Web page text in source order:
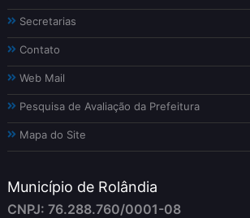
Secretarias
Contato
Web Mail
Pesquisa de Avaliação da Prefeitura
Mapa do Site
Município de Rolândia
CNPJ: 76.288.760/0001-08